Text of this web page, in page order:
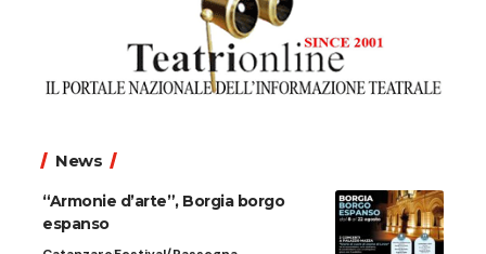
News
“Armonie d’arte”, Borgia borgo
espanso